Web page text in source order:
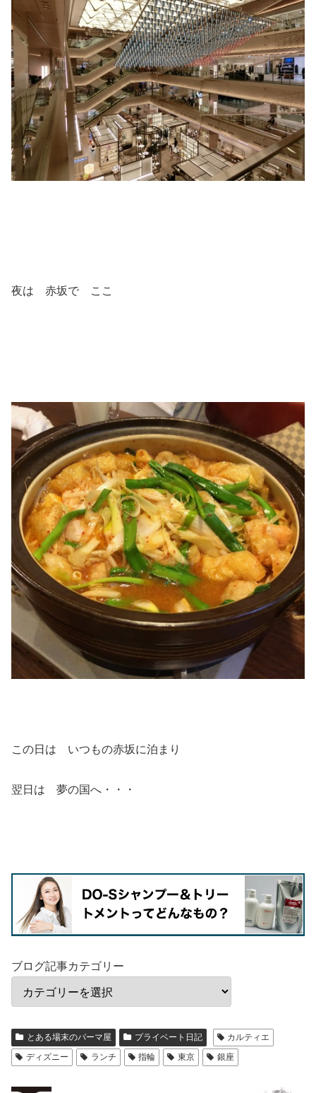
夜は 赤坂で ここ
この日は いつもの赤坂に泊まり
翌日は 夢の国へ・・・
ブログ記事カテゴリー
とある場末のパーマ屋 プライベート日記
カルティエ
ディズニー
ランチ 指輪 東京 銀座